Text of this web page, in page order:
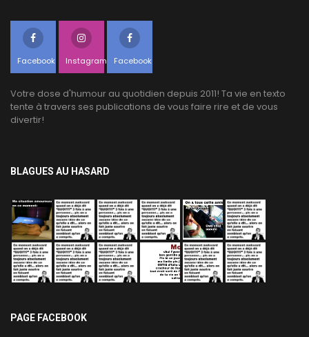
Facebook Instagram Facebook
Votre dose d'humour au quotidien depuis 2011! Ta vie en texto
tente à travers ses publications de vous faire rire et de vous
divertir!
BLAGUES AU HASARD
PAGE FACEBOOK